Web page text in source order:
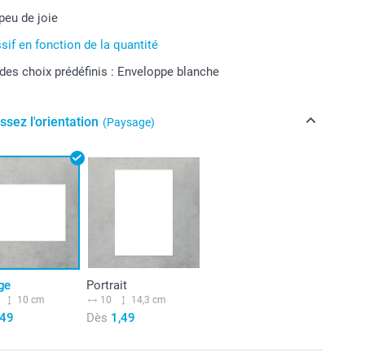
de joie
en fonction de la quantité
choix prédéfinis : Enveloppe blanche
l'orientation (Paysage)
10 cm
Portrait
10 14,3 cm
Dès 1,49